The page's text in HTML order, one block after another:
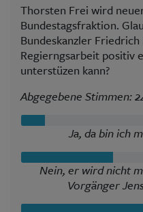
Thorsten Frei wird
Bundestagsfraktion.
Bundeskanzler
Regierngsarbeit positiv
unterstüzen kann?
Abgegebene Stimmen:
Ja, da bin ich
Nein, er wird nicht
Vorgänger